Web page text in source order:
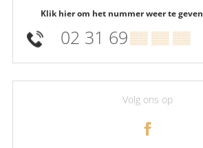
Klik hier om het nummer weer te geven
02 31 69▒▒ ▒▒ ▒▒
Volg ons op